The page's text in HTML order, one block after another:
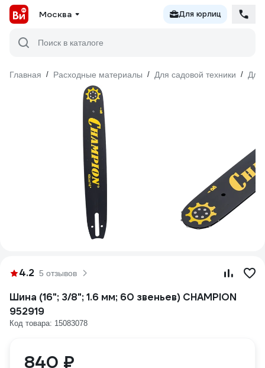
Москва Для юрлиц
Поиск в каталоге
Главная / Расходные материалы / Для садовой техники / Для
4.2 5 отзывов
Шина (16"; 3/8"; 1.6 мм; 60 звеньев) CHAMPION
952919
Код товара: 15083078
840 ₽